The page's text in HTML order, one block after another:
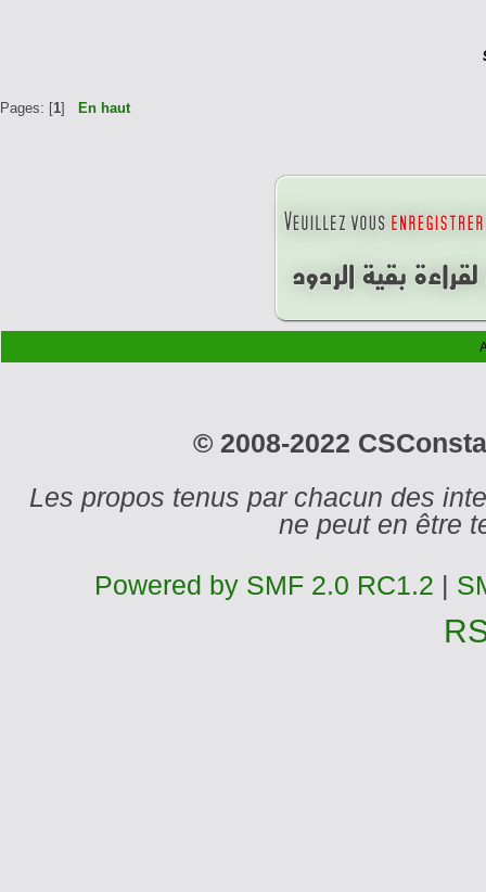
Pages: [1] En haut
© 2008-2022
Les propos tenus par chacun des
ne peut en être
Powered by SMF 2.0 RC1.2 |